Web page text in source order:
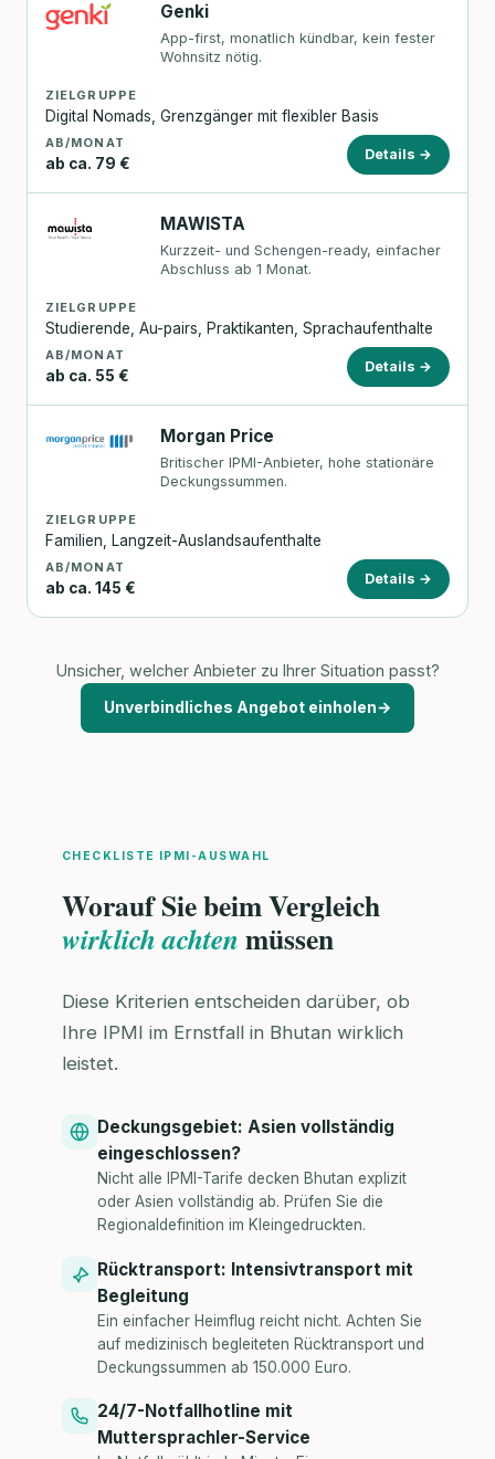
Genki
App-first, monatlich kündbar, kein fester
Wohnsitz nötig.
ZIELGRUPPE
Digital Nomads, Grenzgänger mit flexibler Basis
AB/MONAT
ab ca. 79 €
Details →
MAWISTA
Kurzzeit- und Schengen-ready, einfacher
Abschluss ab 1 Monat.
ZIELGRUPPE
Studierende, Au-pairs, Praktikanten, Sprachaufenthalte
AB/MONAT
ab ca. 55 €
Details →
Morgan Price
Britischer IPMI-Anbieter, hohe stationäre
Deckungssummen.
ZIELGRUPPE
Familien, Langzeit-Auslandsaufenthalte
AB/MONAT
ab ca. 145 €
Details →
Unsicher, welcher Anbieter zu Ihrer Situation passt?
Unverbindliches Angebot einholen→
CHECKLISTE IPMI-AUSWAHL
Worauf Sie beim Vergleich
wirklich achtenmüssen
Diese Kriterien entscheiden darüber, ob
Ihre IPMI im Ernstfall in Bhutan wirklich
leistet.
Deckungsgebiet: Asien vollständig
eingeschlossen?
Nicht alle IPMI-Tarife decken Bhutan explizit
oder Asien vollständig ab. Prüfen Sie die
Regionaldefinition im Kleingedruckten.
Rücktransport: Intensivtransport mit
Begleitung
Ein einfacher Heimflug reicht nicht. Achten Sie
auf medizinisch begleiteten Rücktransport und
Deckungssummen ab 150.000 Euro.
24/7-Notfallhotline mit
Muttersprachler-Service